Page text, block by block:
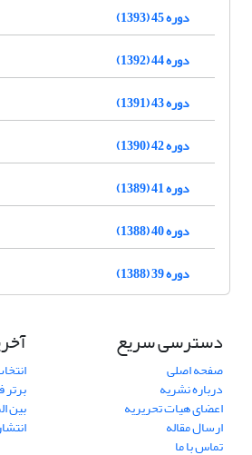
دوره 45 (1393)
دوره 44 (1392)
دوره 43 (1391)
دوره 42 (1390)
دوره 41 (1389)
دوره 40 (1388)
دوره 39 (1388)
دسترسی سریع
صفحه اصلی
درباره نشریه
اعضای هیات تحریریه
ارسال مقاله
تماس با ما
بین